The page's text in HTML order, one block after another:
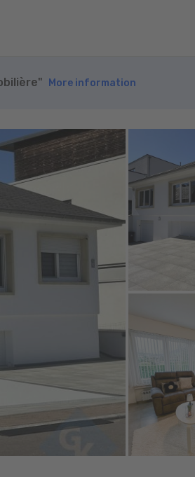
More information